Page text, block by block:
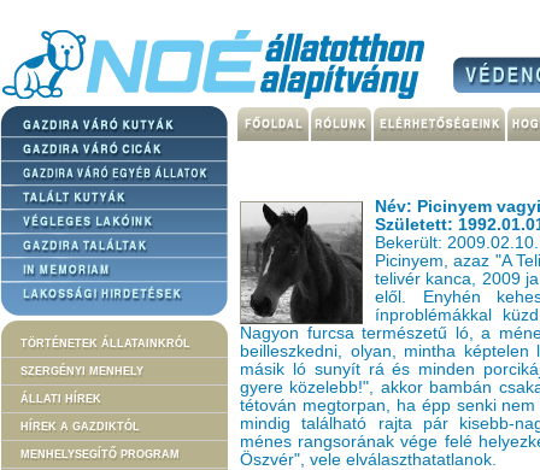
TÖRTÉNETEK ÁLLATAINKRÓL
SZERGÉNYI MENHELY
ÁLLATI HÍREK
HÍREK A GAZDIKTÓL
MENHELYSEGÍTŐ PROGRAM
Név: Picinyem
Született:
Bekerült: 2009.02.10.
Picinyem, azaz "A
telivér kanca, 2009
elől. Enyhén
ínproblémákkal
Nagyon furcsa természetű ló, a
beilleszkedni, olyan, mintha
másik ló sunyít rá és minden
gyere közelebb!", akkor bambán
tétován megtorpan, ha épp senki
mindig található rajta pár kisebb-
ménes rangsorának vége felé
Öszvér", vele elválaszthatatlanok.